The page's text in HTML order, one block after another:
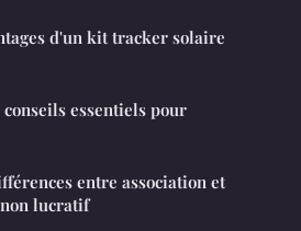
d'un kit tracker solaire
essentiels pour
entre association et
lucratif